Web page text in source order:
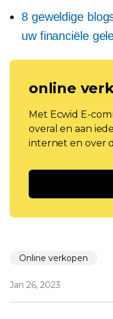
8 geweldige
uw financiële
online
Met Ecwid E-
overal en aan
internet en over
Online verkopen
Jan 26, 2023